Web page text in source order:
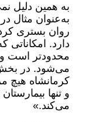
به همین دلیل
به‌عنوان مثال
روان بستری
دارد. امکاناتی
محدودتر است و
می‌شود. در
کرمانشاه هیچ
و تنها
می‌کند.»